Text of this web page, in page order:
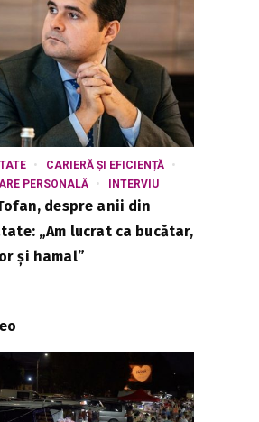
CARIERĂ ȘI EFICIENȚĂ
PERSONALĂ
INTERVIU
despre anii din
„Am lucrat ca bucătar,
și hamal”